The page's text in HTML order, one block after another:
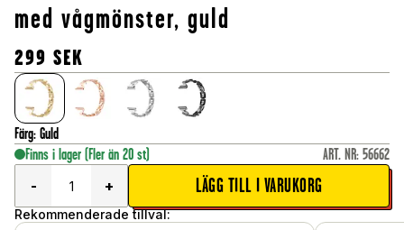
med vågmönster, guld
299 SEK
Färg: Guld
Finns i lager (Fler än 20 st) ART. NR: 56662
-
+ LÄGG TILL I VARUKORG
Rekommenderade tillval: